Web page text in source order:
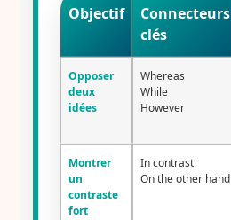
Objectif
Connecteurs
clés
Opposer
deux
idées
Whereas
While
However
Montrer
un
contraste
fort
In contrast
On the other hand